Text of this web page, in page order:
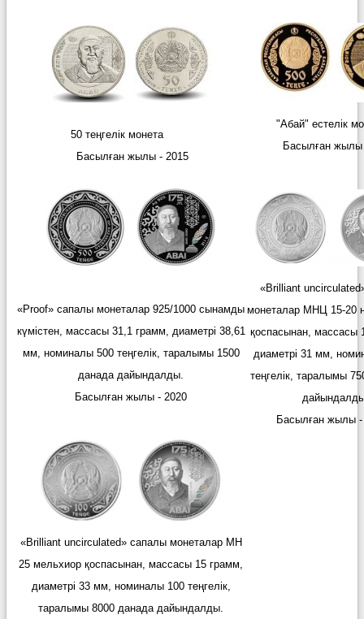
50 теңгелік монета
Басылған жылы - 2015
"Абай" естелік
Басылған жылы -
«Рroof» сапалы монеталар 925/1000 сынамды
күмістен, массасы 31,1 грамм, диаметрі 38,61
мм, номиналы 500 теңгелік, таралымы 1500
данада дайындалды.
Басылған жылы - 2020
«Вrilliant
монеталар МНЦ 15-20
қоспасынан, массасы
диаметрі 31 мм,
теңгелік, таралымы
Басылған жылы -
«Вrilliant uncirculated» сапалы монеталар МН
25 мельхиор қоспасынан, массасы 15 грамм,
диаметрі 33 мм, номиналы 100 теңгелік,
таралымы 8000 данада дайындалды.